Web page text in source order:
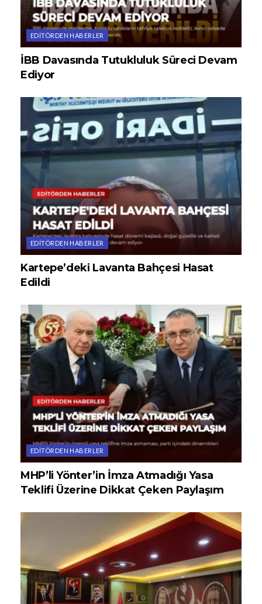
EDITÖRDEN HABERLER
İBB Davasında Tutukluluk Süreci Devam
Ediyor
EDITÖRDEN HABERLER
Kartepe’deki Lavanta Bahçesi Hasat
Edildi
EDITÖRDEN HABERLER
MHP’li Yönter’in İmza Atmadığı Yasa
Teklifi Üzerine Dikkat Çeken Paylaşım